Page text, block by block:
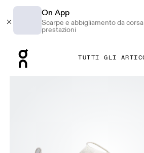
On App
Scarpe e abbigliamento da
prestazioni
TUTTI GLI